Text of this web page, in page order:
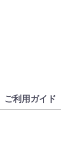
ご利用ガイド